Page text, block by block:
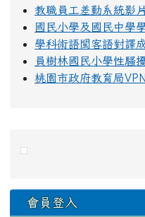
教職員工差勤系統影片
國民小學及國民中學
學科術語閩客語對譯
員樹林國民小學性騷
桃園市政府教育局
會員登入